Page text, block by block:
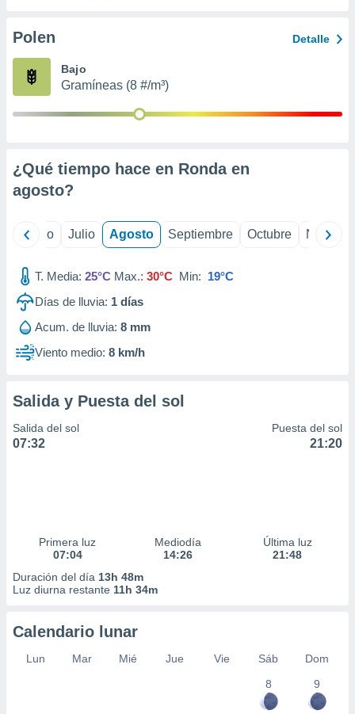
e
mediante
publicidad
publicidad
de
Polen Detalle
Bajo
Gramíneas (8 #/m³)
¿Qué tiempo hace en Ronda en
agosto?
Junio Julio Agosto Septiembre Octubre
T. Media: 25°C Max.: 30°C Min: 19°C
Días de lluvia: 1 días
Acum. de lluvia: 8 mm
Viento medio: 8 km/h
Salida y Puesta del sol
Salida del sol
07:32
Puesta del sol
21:20
Primera luz
07:04
Mediodía
14:26
Última luz
21:48
Duración del día 13h 48m
Luz diurna restante 11h 34m
Calendario lunar
Lun Mar Mié Jue Vie Sáb
Dom
8
9